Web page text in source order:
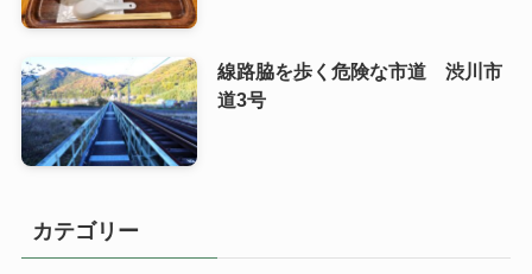
線路脇を歩く危険な市道 渋川市
道3号
カテゴリー